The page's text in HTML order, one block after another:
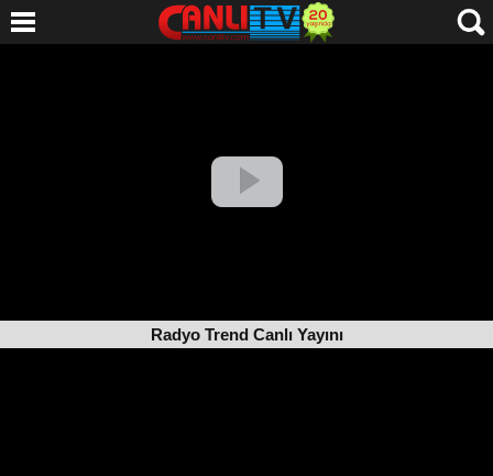
Radyo Trend Canlı Yayını